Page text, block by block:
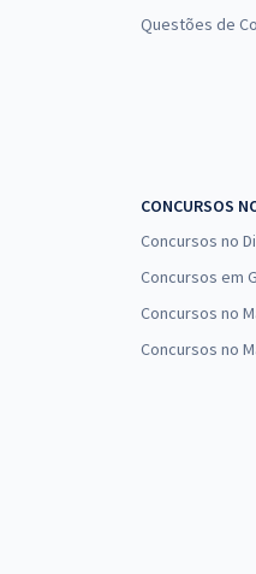
Questões de
CONCURSOS
Concursos no
Concursos em
Concursos no
Concursos no